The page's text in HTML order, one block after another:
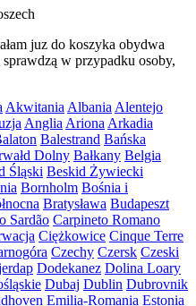
juz do koszyka obydwa
w przypadku osoby,
Akwitania Albania Alentejo
Anglia Ariona Arkadia
Balestrand Bańska
Dolny Bałkany Belgia
Śląski Beskid Żywiecki
Bornholm Bośnia i
Bratysława Budapeszt
Sardão Carpineto Romano
Ciężkowice Cinque Terre
Czechy Czersk Czeski
Dodekanez Dolina Loary
Dubaj Dublin Dubrovnik
Emilia-Romania Estonia